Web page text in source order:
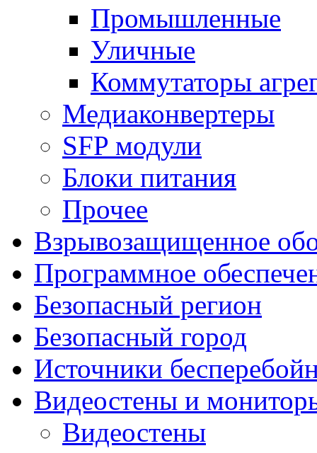
Промышленные
Уличные
Коммутаторы
Медиаконвертеры
SFP модули
Блоки питания
Прочее
Взрывозащищенное
Программное
Безопасный регион
Безопасный город
Источники
Видеостены и
Видеостены